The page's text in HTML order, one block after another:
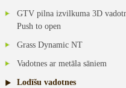
GTV pilna izvilkuma 3D
Push to open
Grass Dynamic NT
Vadotnes ar metāla sāniem
Lodīšu vadotnes